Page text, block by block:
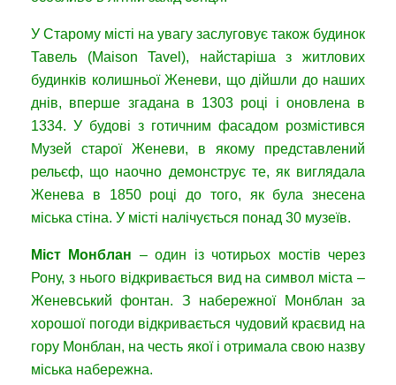
У Старому місті на увагу заслуговує також будинок
Тавель (Maison Tavel), найстаріша з житлових
будинків колишньої Женеви, що дійшли до наших
днів, вперше згадана в 1303 році і оновлена в
1334. У будові з готичним фасадом розмістився
Музей старої Женеви, в якому представлений
рельєф, що наочно демонструє те, як виглядала
Женева в 1850 році до того, як була знесена
міська стіна. У місті налічується понад 30 музеїв.
Міст Монблан – один із чотирьох мостів через
Рону, з нього відкривається вид на символ міста –
Женевський фонтан. З набережної Монблан за
хорошої погоди відкривається чудовий краєвид на
гору Монблан, на честь якої і отримала свою назву
міська набережна.